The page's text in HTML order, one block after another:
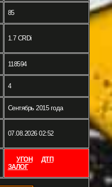
85
1.7 CRDi
118594
4
Сентябрь 2015 года
07.08.2026 02:52
УГОН
ДТП
ЗАЛОГ